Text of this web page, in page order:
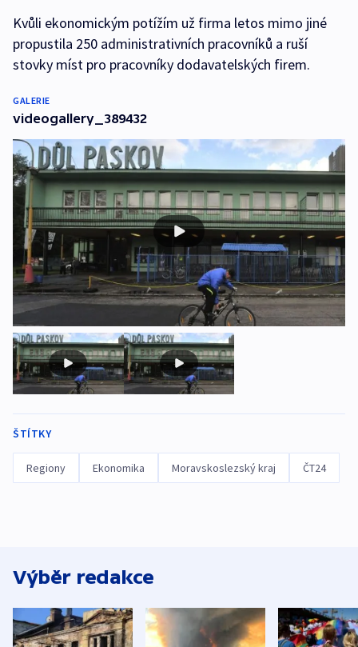
Kvůli ekonomickým potížím už firma letos mimo jiné
propustila 250 administrativních pracovníků a ruší
stovky míst pro pracovníky dodavatelských firem.
GALERIE
videogallery_389432
ŠTÍTKY
Regiony Ekonomika Moravskoslezský kraj ČT24
Výběr redakce